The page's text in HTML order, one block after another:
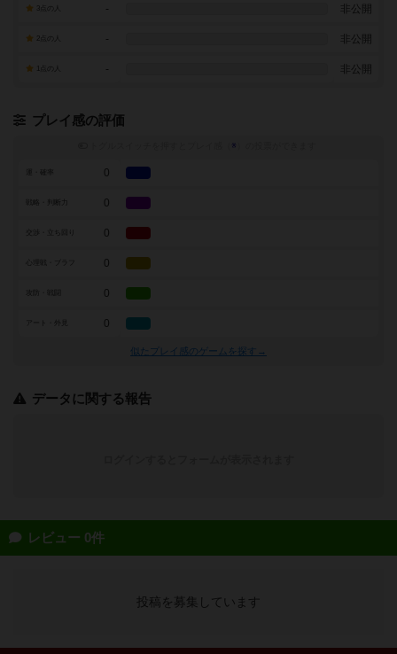
- 非公開
- 非公開
- 非公開
プレイ感の評価
※
0
戦略・判断力 0
0
0
0
アート・外見 0
似たプレイ感のゲームを探す→
データに関する報告
レビュー 0件
投稿を募集しています